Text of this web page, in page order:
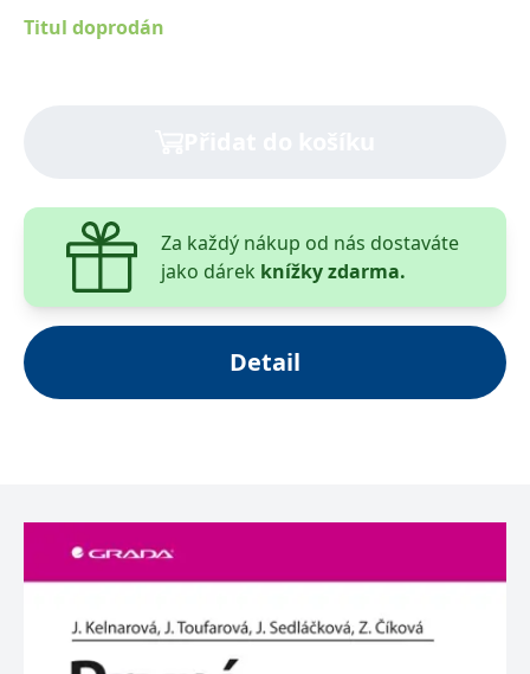
obsahuje obecné poznatky - od vybavení příruční
lékárny přes obvazovou techniku, polohování a
Titul doprodán
Za každý nákup od nás dostaváte
jako dárek knížky zdarma.
Detail